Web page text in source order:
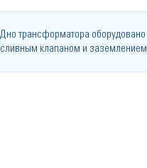
Дно трансформатора оборудовано
сливным клапаном и заземлением